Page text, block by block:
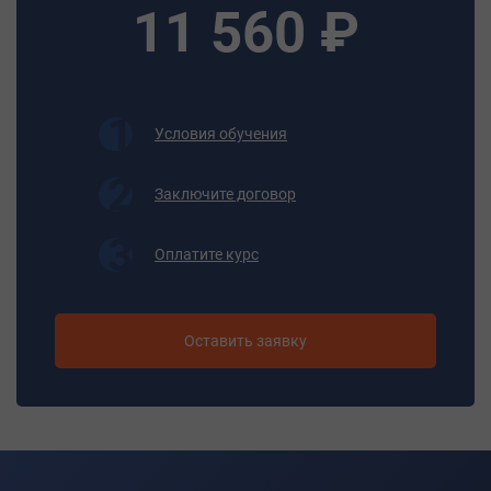
агрегатов средней сложности подвижного состава
железнодорожного транспорта.
узлов и агрегатов средней сложности подвижного
состава железнодорожного транспорта;
узлов и агрегатов средней сложности подвижного
-регулировать работу и производить проверку работы
оборудования, узлов и агрегатов средней сложности
подвижного состава железнодорожного транспорта;
11 560 ₽
Условия обучения
Заключите договор
Оплатите курс
Оставить заявку